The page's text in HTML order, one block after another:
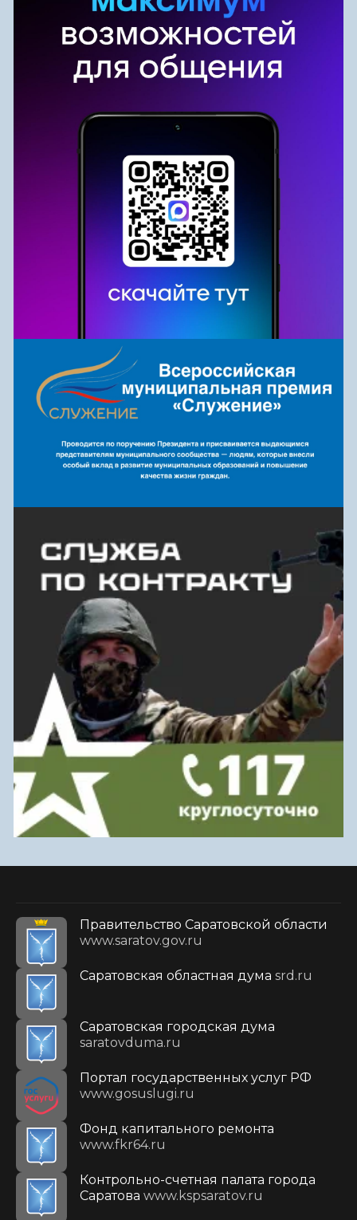
Правительство Саратовской области
www.saratov.gov.ru
Саратовская областная дума srd.ru
Саратовская городская дума
saratovduma.ru
Портал государственных услуг РФ
www.gosuslugi.ru
Фонд капитального ремонта
www.fkr64.ru
Контрольно-счетная палата города
Саратова www.kspsaratov.ru